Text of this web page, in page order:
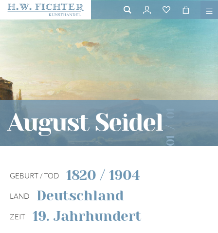
01
/
August Seidel
GEBURT / TOD 1820 / 1904
LAND Deutschland
ZEIT 19. Jahrhundert